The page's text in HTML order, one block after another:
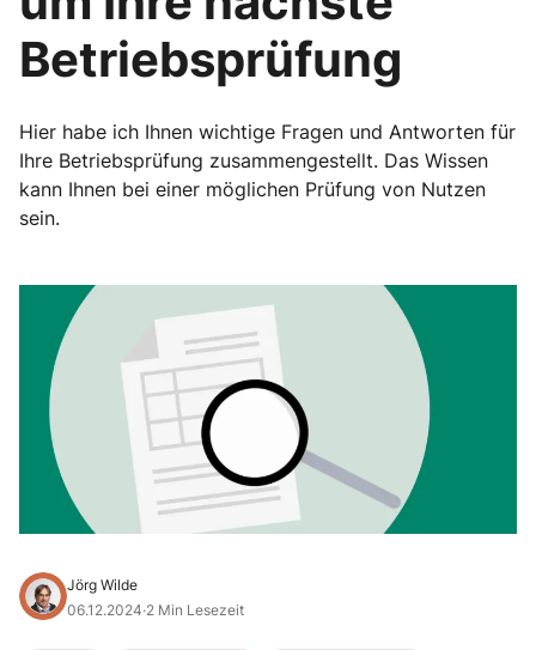
Betriebsprüfung
Hier habe ich Ihnen wichtige Fragen und Antworten für
Ihre Betriebsprüfung zusammengestellt. Das Wissen
kann Ihnen bei einer möglichen Prüfung von Nutzen
sein.
Jörg Wilde
06.12.2024·2 Min Lesezeit